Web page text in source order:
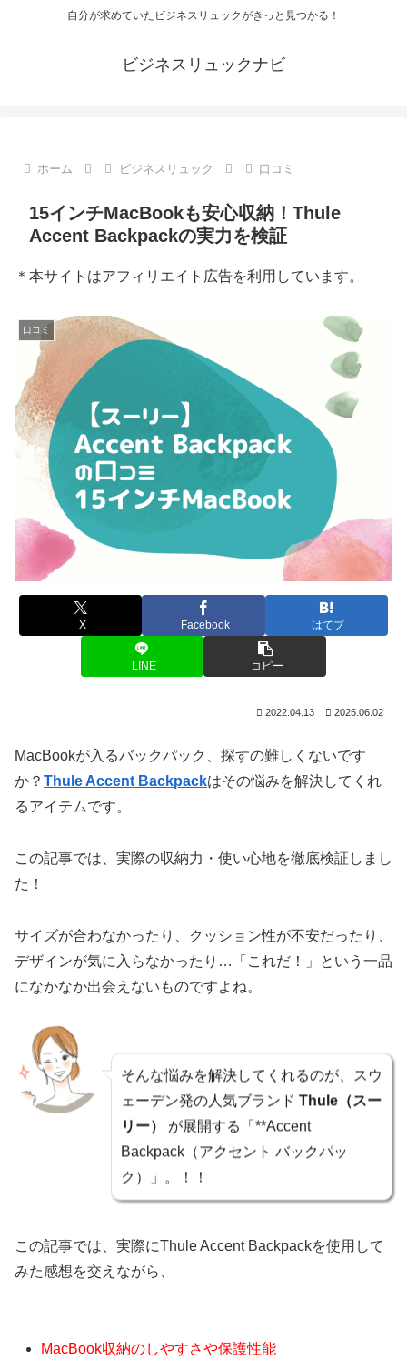
自分が求めていたビジネスリュックがきっと見つかる！
ビジネスリュックナビ
ホーム ビジネスリュック 口コミ
15インチMacBookも安心収納！Thule
Accent Backpackの実力を検証
＊本サイトはアフィリエイト広告を利用しています。
口コミ
X Facebook はてブ
LINE コピー
2022.04.13 2025.06.02
MacBookが入るバックパック、探すの難しくないです
か？ Thule Accent Backpackはその悩みを解決してくれ
るアイテムです。
この記事では、実際の収納力・使い心地を徹底検証しまし
た！
サイズが合わなかったり、クッション性が不安だったり、
デザインが気に入らなかったり…「これだ！」という一品
になかなか出会えないものですよね。
そんな悩みを解決してくれるのが、スウ
ェーデン発の人気ブランド Thule（スー
リー）
が展開する「**Accent
Backpack（アクセント バックパッ
ク）」。！！
この記事では、実際にThule Accent Backpackを使用して
みた感想を交えながら、
MacBook収納のしやすさや保護性能